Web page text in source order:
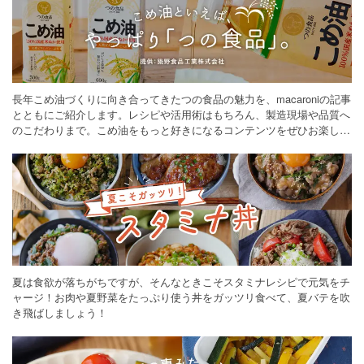
長年こめ油づくりに向き合ってきたつの食品の魅力を、macaroniの記事
とともにご紹介します。レシピや活用術はもちろん、製造現場や品質へ
のこだわりまで。こめ油をもっと好きになるコンテンツをぜひお楽しみ
夏は食欲が落ちがちですが、そんなときこそスタミナレシピで元気をチ
ャージ！お肉や夏野菜をたっぷり使う丼をガッツリ食べて、夏バテを吹
き飛ばしましょう！